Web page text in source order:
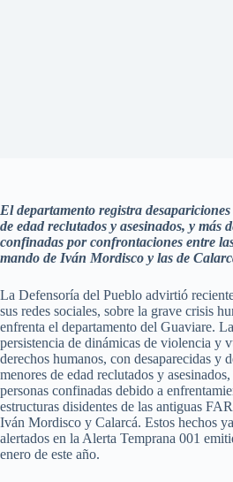
El departamento registra
de edad reclutados y asesinados, y más
confinadas por confrontaciones entre
mando de Iván Mordisco y las de
La Defensoría del Pueblo advirtió
sus redes sociales, sobre la grave crisis
enfrenta el departamento del Guaviare.
persistencia de dinámicas de violencia y
derechos humanos, con desaparecidas y
menores de edad reclutados y
personas confinadas debido a
estructuras disidentes de las antiguas
Iván Mordisco y Calarcá. Estos hechos
alertados en la Alerta Temprana 001
enero de este año.